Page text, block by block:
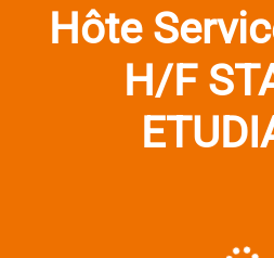
Hôte
H/F